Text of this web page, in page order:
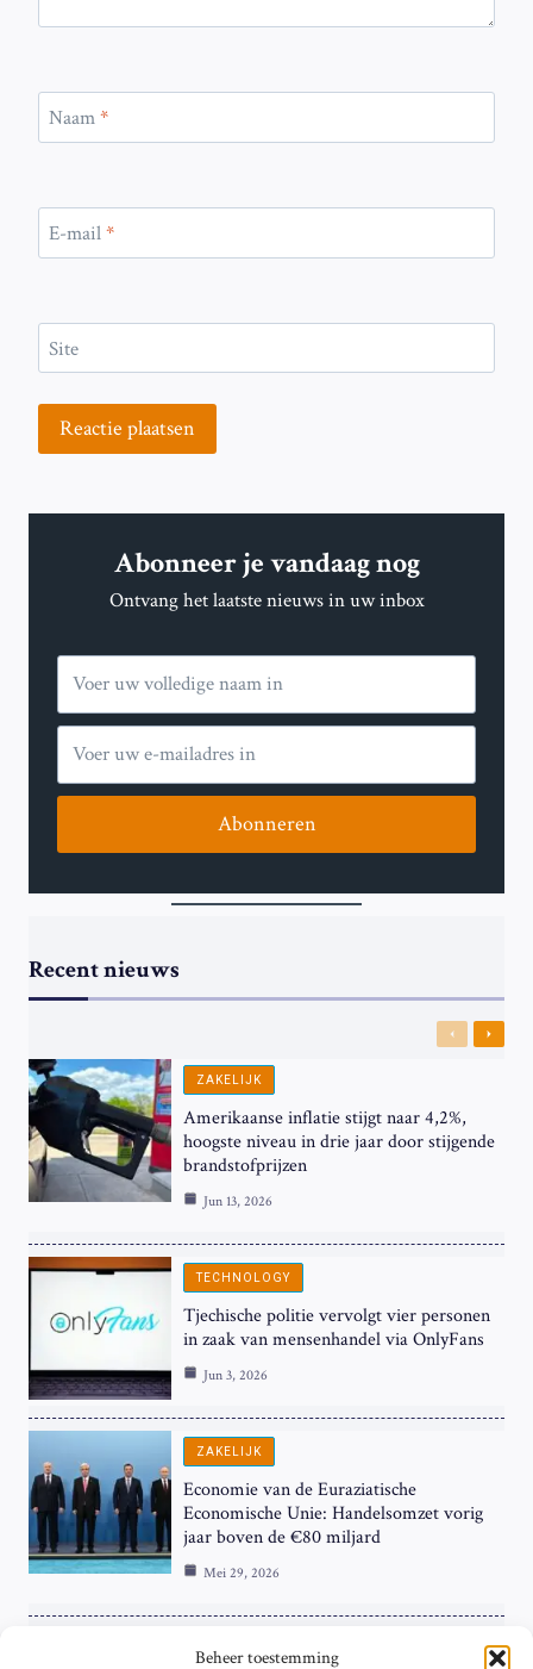
Beheer toestemming
Naam*
E-mail*
Site
Abonneer je vandaag nog
Ontvang het laatste nieuws in uw inbox
Abonneren
Recent nieuws
Previous
Next
ZAKELIJK
Amerikaanse inflatie stijgt naar 4,2%,
hoogste niveau in drie jaar door stijgende
brandstofprijzen
Jun 13, 2026
TECHNOLOGY
Tjechische politie vervolgt vier personen
in zaak van mensenhandel via OnlyFans
Jun 3, 2026
ZAKELIJK
Economie van de Euraziatische
Economische Unie: Handelsomzet vorig
jaar boven de €80 miljard
Mei 29, 2026
ZAKELIJK